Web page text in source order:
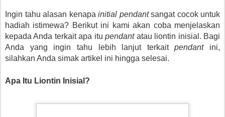
Ingin tahu alasan kenapa initial pendant sangat cocok untuk
hadiah istimewa? Berikut ini kami akan coba menjelaskan
kepada Anda terkait apa itu pendant atau liontin inisial. Bagi
Anda yang ingin tahu lebih lanjut terkait pendant ini,
silahkan Anda simak artikel ini hingga selesai.
Apa Itu Liontin Inisial?